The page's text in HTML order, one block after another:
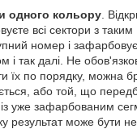
одного кольору .
всі сектори з
номер і
і так далі. Не
їх по порядку, можна
або той, що
із уже зафарбованим
результат може бути